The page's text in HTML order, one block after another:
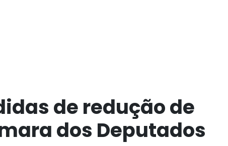
de redução de
dos Deputados